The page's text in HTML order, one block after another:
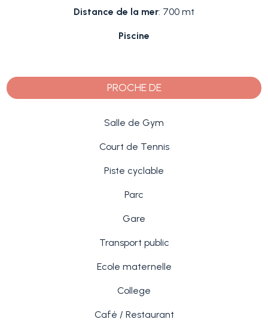
Distance de la mer: 700 mt
Piscine
PROCHE DE
Salle de Gym
Court de Tennis
Piste cyclable
Parc
Gare
Transport public
Ecole maternelle
College
Café / Restaurant